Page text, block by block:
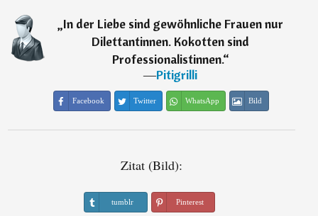
„In der Liebe sind gewöhnliche Frauen nur
Dilettantinnen. Kokotten sind
Professionalistinnen.“
―Pitigrilli
Facebook Twitter WhatsApp Bild
Zitat (Bild):
tumblr Pinterest